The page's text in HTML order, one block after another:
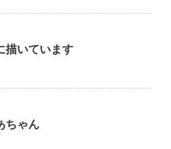
描いています
ちゃん